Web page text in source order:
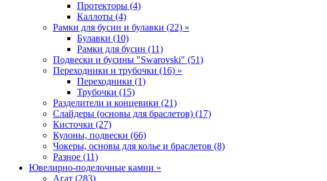
Протекторы (4)
Каллоты (4)
Рамки для бусин и булавки (22) »
Булавки (10)
Рамки для бусин (11)
Подвески и бусины "Swarovski" (51)
Переходники и трубочки (16) »
Переходники (1)
Трубочки (15)
Разделители и концевики (21)
Слайдеры (основы для браслетов) (17)
Кисточки (27)
Кулоны, подвески (66)
Чокеры, основы для колье и браслетов (8)
Разное (11)
Ювелирно-поделочные камни »
Агат (283)